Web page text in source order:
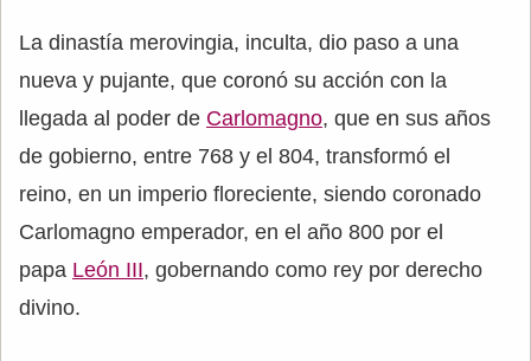
La dinastía merovingia, inculta, dio paso a una
nueva y pujante, que coronó su acción con la
llegada al poder de Carlomagno, que en sus años
de gobierno, entre 768 y el 804, transformó el
reino, en un imperio floreciente, siendo coronado
Carlomagno emperador, en el año 800 por el
papa León III, gobernando como rey por derecho
divino.